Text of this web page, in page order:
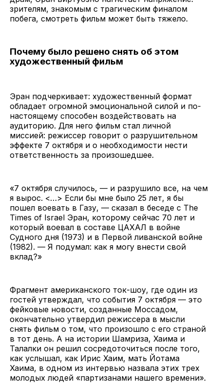
зрителям, знакомым с трагическим финалом
побега, смотреть фильм может быть тяжело.
Почему было решено снять об этом
художественный фильм
Эран подчеркивает: художественный формат
обладает огромной эмоциональной силой и по-
настоящему способен воздействовать на
аудиторию. Для него фильм стал личной
миссией: режиссер говорит о разрушительном
эффекте 7 октября и о необходимости нести
ответственность за произошедшее.
«7 октября случилось, — и разрушило все, на чем
я вырос. <…> Если бы мне было 25 лет, я бы
пошел воевать в Газу, — сказал в беседе с The
Times of Israel Эран, которому сейчас 70 лет и
который воевал в составе ЦАХАЛ в войне
Судного дня (1973) и в Первой ливанской войне
(1982). — Я подумал: как я могу внести свой
вклад?»
Фрагмент американского ток-шоу, где один из
гостей утверждал, что события 7 октября — это
фейковые новости, созданные Моссадом,
окончательно утвердил режиссера в мысли
снять фильм о том, что произошло с его страной
в тот день. А на истории Шамриза, Хаима и
Талалки он решил сосредоточиться после того,
как услышал, как Ирис Хаим, мать Йотама
Хаима, в одном из интервью назвала этих трех
молодых людей «партизанами нашего времени».